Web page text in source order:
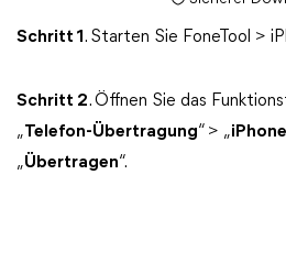
Schritt 1 . Starten Sie FoneTool >
Schritt 2. Öffnen Sie das
„Telefon-Übertragung“ > „
„Übertragen“.